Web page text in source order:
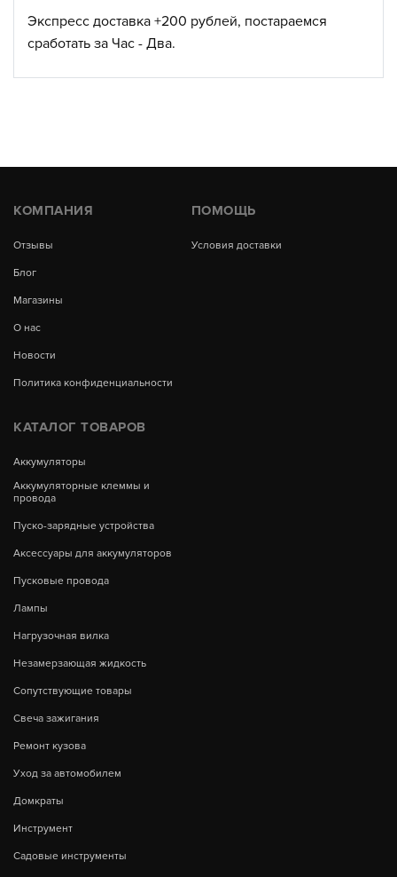
Экспресс доставка +200 рублей, постараемся
сработать за Час - Два.
КОМПАНИЯ
Отзывы
Блог
Магазины
О нас
Новости
Политика конфиденциальности
ПОМОЩЬ
Условия доставки
КАТАЛОГ ТОВАРОВ
Аккумуляторы
Аккумуляторные клеммы и
провода
Пуско-зарядные устройства
Аксессуары для аккумуляторов
Пусковые провода
Лампы
Нагрузочная вилка
Незамерзающая жидкость
Сопутствующие товары
Свеча зажигания
Ремонт кузова
Уход за автомобилем
Домкраты
Инструмент
Садовые инструменты